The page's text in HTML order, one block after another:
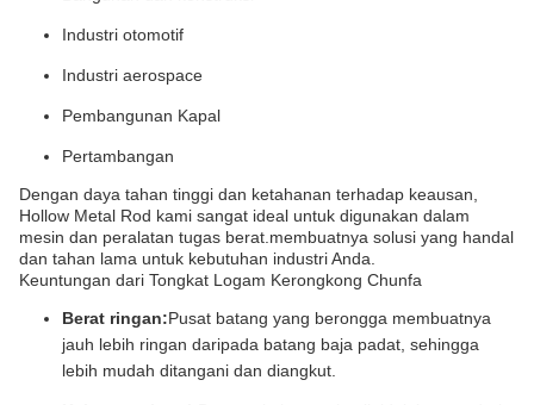
Industri otomotif
Industri aerospace
Pembangunan Kapal
Pertambangan
Dengan daya tahan tinggi dan ketahanan terhadap keausan,
Hollow Metal Rod kami sangat ideal untuk digunakan dalam
mesin dan peralatan tugas berat.membuatnya solusi yang handal
dan tahan lama untuk kebutuhan industri Anda.
Keuntungan dari Tongkat Logam Kerongkong Chunfa
Berat ringan:Pusat batang yang berongga membuatnya
jauh lebih ringan daripada batang baja padat, sehingga
lebih mudah ditangani dan diangkut.